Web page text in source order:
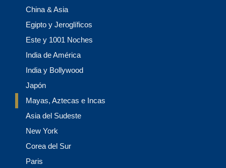
China & Asia
Egipto y Jeroglíficos
Este y 1001 Noches
India de América
India y Bollywood
Japón
Mayas, Aztecas e Incas
Asia del Sudeste
New York
Corea del Sur
Paris